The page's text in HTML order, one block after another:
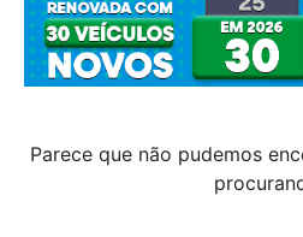
Parece que não pudemos